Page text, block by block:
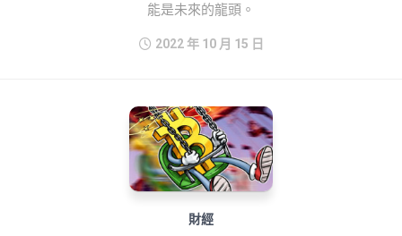
能是未來的龍頭。
2022 年 10 月 15 日
財經